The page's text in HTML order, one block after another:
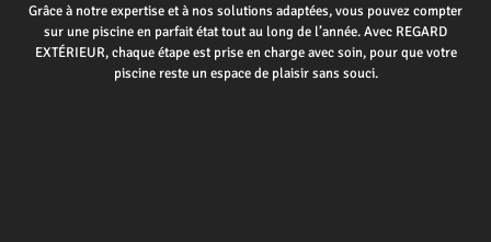
Grâce à notre expertise et à nos solutions adaptées, vous pouvez compter
sur une piscine en parfait état tout au long de l’année. Avec REGARD
EXTÉRIEUR, chaque étape est prise en charge avec soin, pour que votre
piscine reste un espace de plaisir sans souci.